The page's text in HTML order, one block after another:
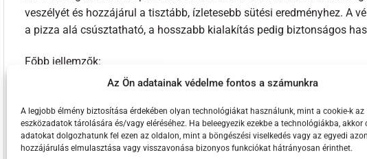
Az Ön adatainak védelme fontos a számunkra
A legjobb élmény biztosítása érdekében olyan technológiákat használunk, mint a cookie-k az
eszközadatok tárolására és/vagy eléréséhez. Ha beleegyezik ezekbe a technológiákba, akkor
adatokat dolgozhatunk fel ezen az oldalon, mint a böngészési viselkedés vagy az egyedi
hozzájárulás elmulasztása vagy visszavonása bizonyos funkciókat hátrányosan érinthet.
veszélyét és hozzájárul a tisztább, ízletesebb sütési eredményhez. A
a pizza alá csúsztatható, a hosszabb kialakítás pedig biztonságos
Főbb jellemzők:
Kompatibilis minden Ooni pizzasütővel
Keményeloxált alumínium lapátfej